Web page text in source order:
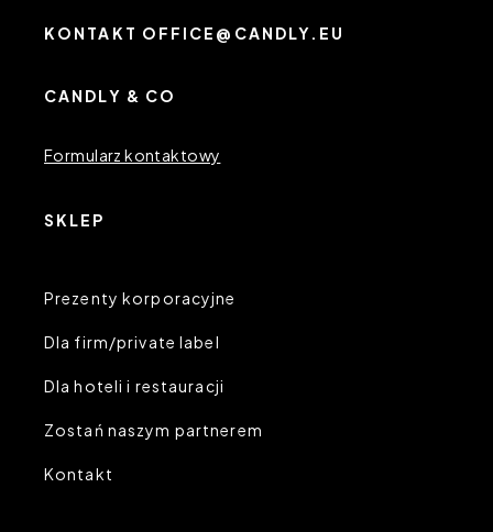
KONTAKT OFFICE@CANDLY.EU
CANDLY & CO
Formularz kontaktowy
SKLEP
Prezenty korporacyjne
Dla firm/private label
Dla hoteli i restauracji
Zostań naszym partnerem
Kontakt